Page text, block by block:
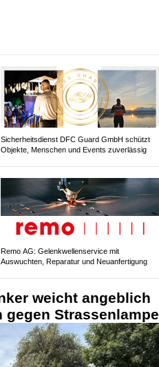
Sicherheitsdienst DFC Guard GmbH schützt
Objekte, Menschen und Events zuverlässig
Remo AG: Gelenkwellenservice mit
Auswuchten, Reparatur und Neuanfertigung
weicht angeblich
gegen Strassenlampe